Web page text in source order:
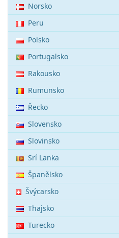
Norsko
Peru
Polsko
Portugalsko
Rakousko
Rumunsko
Řecko
Slovensko
Slovinsko
Srí Lanka
Španělsko
Švýcarsko
Thajsko
Turecko